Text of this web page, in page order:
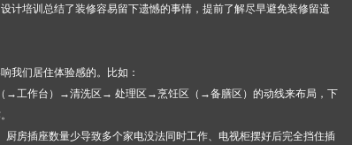
计培训总结了装修容易留下遗憾的事情，提前了解尽早避免装修留遗
我们居住体验感的。比如：
→工作台）→清洗区→ 处理区→烹饪区（→备膳区）的动线来布局，下
房插座数量少导致多个家电没法同时工作、电视柜摆好后完全挡住插